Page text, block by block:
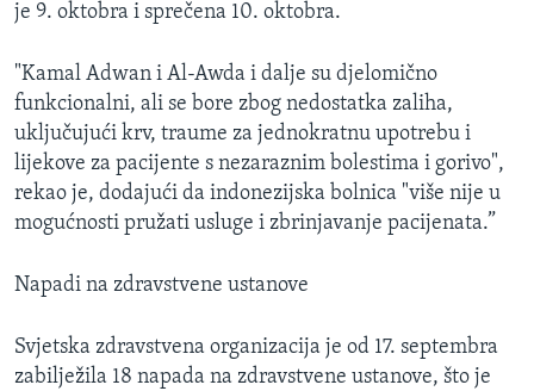
je 9. oktobra i sprečena 10. oktobra.
"Kamal Adwan i Al-Awda i dalje su djelomično
funkcionalni, ali se bore zbog nedostatka zaliha,
uključujući krv, traume za jednokratnu upotrebu i
lijekove za pacijente s nezaraznim bolestima i gorivo",
rekao je, dodajući da indonezijska bolnica "više nije u
mogućnosti pružati usluge i zbrinjavanje pacijenata.”
Napadi na zdravstvene ustanove
Svjetska zdravstvena organizacija je od 17. septembra
zabilježila 18 napada na zdravstvene ustanove, što je